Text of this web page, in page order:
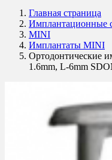
Главная страница
Имплантационные
MINI
Имплантаты MINI
Ортодонтические
1.6mm, L-6mm